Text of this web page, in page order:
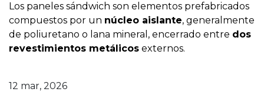
Los paneles sándwich son elementos prefabricados
compuestos por un núcleo aislante, generalmente
de poliuretano o lana mineral, encerrado entre dos
revestimientos metálicos externos.
12 mar, 2026